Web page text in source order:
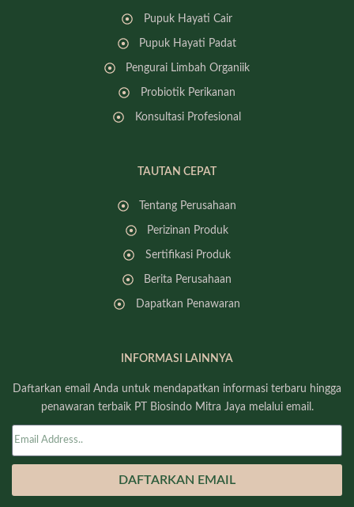
Pupuk Hayati Cair
Pupuk Hayati Padat
Pengurai Limbah Organiik
Probiotik Perikanan
Konsultasi Profesional
TAUTAN CEPAT
Tentang Perusahaan
Perizinan Produk
Sertifikasi Produk
Berita Perusahaan
Dapatkan Penawaran
INFORMASI LAINNYA
Daftarkan email Anda untuk mendapatkan informasi terbaru hingga
penawaran terbaik PT Biosindo Mitra Jaya melalui email.
DAFTARKAN EMAIL